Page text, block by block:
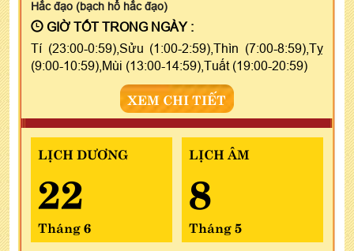
Hắc đạo (bạch hổ hắc đạo)
GIỜ TỐT TRONG NGÀY :
Tí (23:00-0:59),Sửu (1:00-2:59),Thìn (7:00-8:59),Tỵ
(9:00-10:59),Mùi (13:00-14:59),Tuất (19:00-20:59)
XEM CHI TIẾT
LỊCH DƯƠNG
22
Tháng 6
LỊCH ÂM
8
Tháng 5